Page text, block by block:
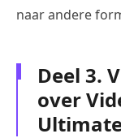
naar andere
Deel 3.
over